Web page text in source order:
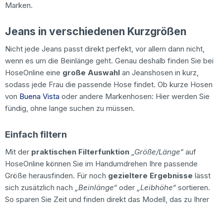
Marken.
Jeans in verschiedenen Kurzgrößen
Nicht jede Jeans passt direkt perfekt, vor allem dann nicht,
wenn es um die Beinlänge geht. Genau deshalb finden Sie bei
HoseOnline eine große Auswahl an Jeanshosen in kurz,
sodass jede Frau die passende Hose findet. Ob kurze Hosen
von Buena Vista oder andere Markenhosen: Hier werden Sie
fündig, ohne lange suchen zu müssen.
Einfach filtern
Mit der praktischen Filterfunktion „Größe/Länge“ auf
HoseOnline können Sie im Handumdrehen Ihre passende
Größe herausfinden. Für noch gezieltere Ergebnisse lässt
sich zusätzlich nach „Beinlänge“ oder „Leibhöhe“ sortieren.
So sparen Sie Zeit und finden direkt das Modell, das zu Ihrer